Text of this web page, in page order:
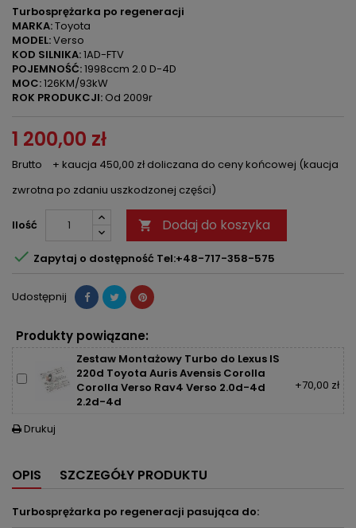
Turbosprężarka po regeneracji
MARKA:Toyota
MODEL:Verso
KOD SILNIKA:1AD-FTV
POJEMNOŚĆ:1998ccm 2.0 D-4D
MOC:126KM/93kW
ROK PRODUKCJI: Od 2009r
1 200,00 zł
Brutto
+ kaucja 450,00 zł doliczana do ceny końcowej (kaucja
zwrotna po zdaniu uszkodzonej części)
Ilość  Dodaj do koszyka
 Zapytaj o dostępność Tel:+48-717-358-575
Udostępnij
Produkty powiązane:
Zestaw Montażowy Turbo do Lexus IS
220d Toyota Auris Avensis Corolla
Corolla Verso Rav4 Verso 2.0d-4d
2.2d-4d
+70,00 zł
 Drukuj
OPIS SZCZEGÓŁY PRODUKTU
Turbosprężarka po regeneracji pasująca do: